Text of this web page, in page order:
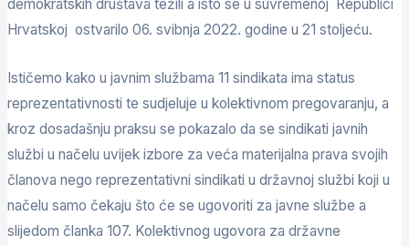
demokratskih društava težili a isto se u suvremenoj Republici
Hrvatskoj ostvarilo 06. svibnja 2022. godine u 21 stoljeću.
Ističemo kako u javnim službama 11 sindikata ima status
reprezentativnosti te sudjeluje u kolektivnom pregovaranju, a
kroz dosadašnju praksu se pokazalo da se sindikati javnih
službi u načelu uvijek izbore za veća materijalna prava svojih
članova nego reprezentativni sindikati u državnoj službi koji u
načelu samo čekaju što će se ugovoriti za javne službe a
slijedom članka 107. Kolektivnog ugovora za državne